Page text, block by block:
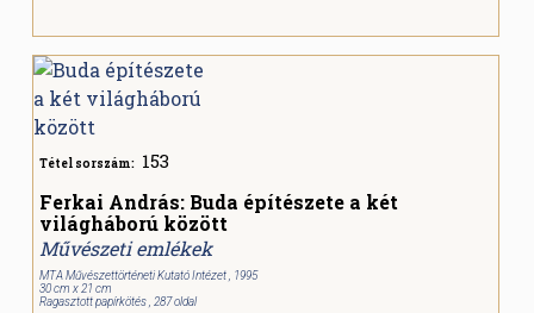
Tétel sorszám: 153
Ferkai András: Buda építészete a két
világháború között
Művészeti emlékek
MTA Művészettörténeti Kutató Intézet , 1995
30 cm x 21 cm
Ragasztott papírkötés , 287 oldal